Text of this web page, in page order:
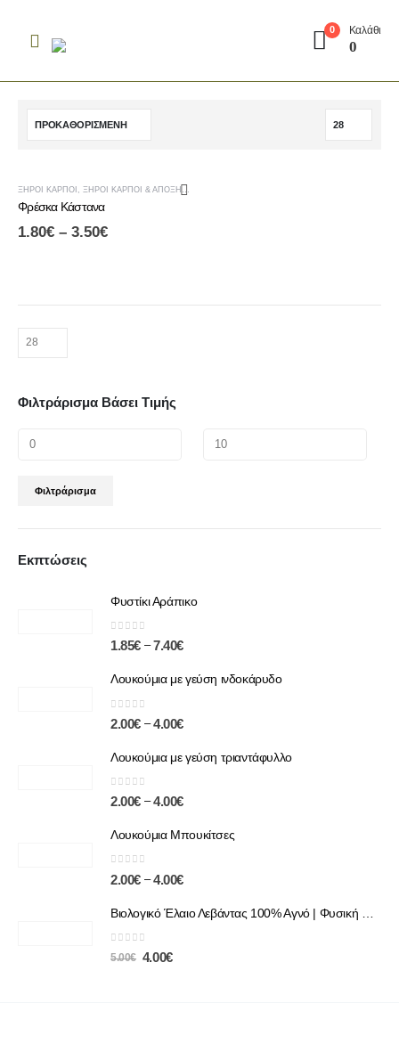
0 Καλάθι
0
ΞΗΡΟΊ ΚΑΡΠΟΊ , ΞΗΡΟΊ ΚΑΡΠΟΊ & ΑΠΟΞΗΡΑΜΈΝΑ ΦΡΟΎΤΑ
Φρέσκα Κάστανα
1.80€ – 3.50€
Φιλτράρισμα Βάσει Τιμής
Φιλτράρισμα
Εκπτώσεις
Φυστίκι Αράπικο
0 out of 5
1.85€ – 7.40€
Λουκούμια με γεύση ινδοκάρυδο
0out of 5
2.00€ – 4.00€
Λουκούμια με γεύση τριαντάφυλλο
0out of 5
2.00€ – 4.00€
Λουκούμια Μπουκίτσες
0out of 5
2.00€ – 4.00€
0 out of 5
5.00€ 4.00€